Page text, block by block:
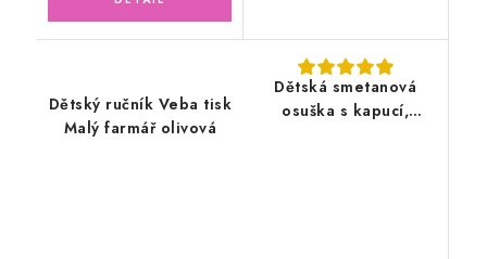
Dětský ručník Veba tisk
Malý farmář olivová
Dětská smetanová
osuška s kapucí,